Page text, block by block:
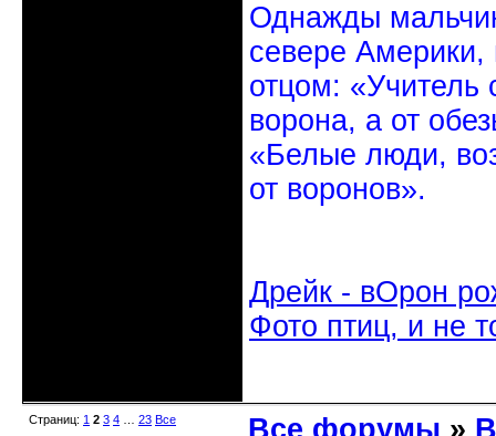
Однажды
севере
отцом: «Учитель
ворона, а от
«Белые люди,
от воронов».
Дрейк - вОрон
Фото птиц, и не
Страниц: 1 2 3 4 23 Все Все форумы »